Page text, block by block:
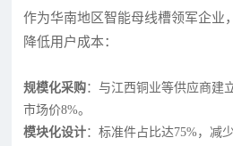
作为华南地区智能母线槽领军企业
降低用户成本：
规模化采购：与江西铜业等供应商建
市场价8%。
模块化设计：标准件占比达75%，减